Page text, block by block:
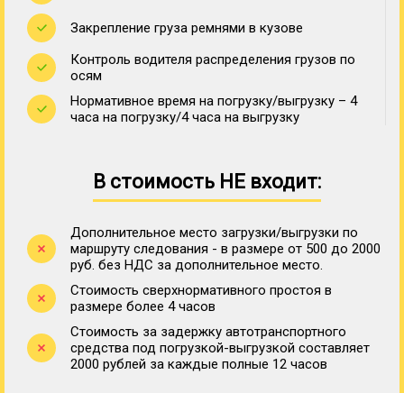
Закрепление груза ремнями в кузове
Контроль водителя распределения грузов по
осям
Нормативное время на погрузку/выгрузку – 4
часа на погрузку/4 часа на выгрузку
В стоимость НЕ входит:
Дополнительное место загрузки/выгрузки по
маршруту следования - в размере от 500 до 2000
руб. без НДС за дополнительное место.
Стоимость сверхнормативного простоя в
размере более 4 часов
Стоимость за задержку автотранспортного
средства под погрузкой-выгрузкой составляет
2000 рублей за каждые полные 12 часов